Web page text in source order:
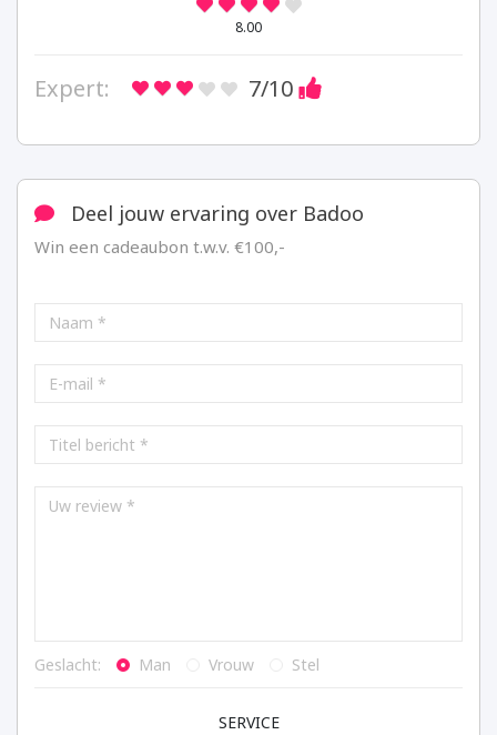
8.00
Expert: 7/10
Deel jouw ervaring over Badoo
Win een cadeaubon t.w.v. €100,-
Geslacht: Man Vrouw Stel
SERVICE